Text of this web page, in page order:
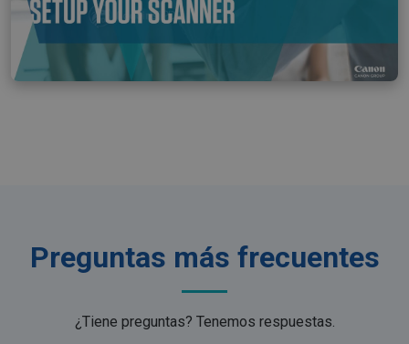
Preguntas más frecuentes
¿Tiene preguntas? Tenemos respuestas.